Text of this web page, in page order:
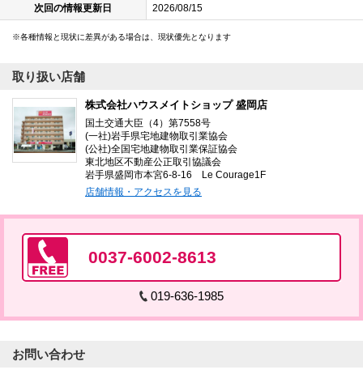
次回の情報更新日 2026/08/15
各種情報と現状に差異がある場合は、現状優先となります
取り扱い店舗
株式会社ハウスメイトショップ 盛岡店
国土交通大臣（4）第7558号
(一社)岩手県宅地建物取引業協会
(公社)全国宅地建物取引業保証協会
東北地区不動産公正取引協議会
岩手県盛岡市本宮6-8-16 Le Courage1F
店舗情報・アクセスを見る
0037-6002-8613
019-636-1985
お問い合わせ